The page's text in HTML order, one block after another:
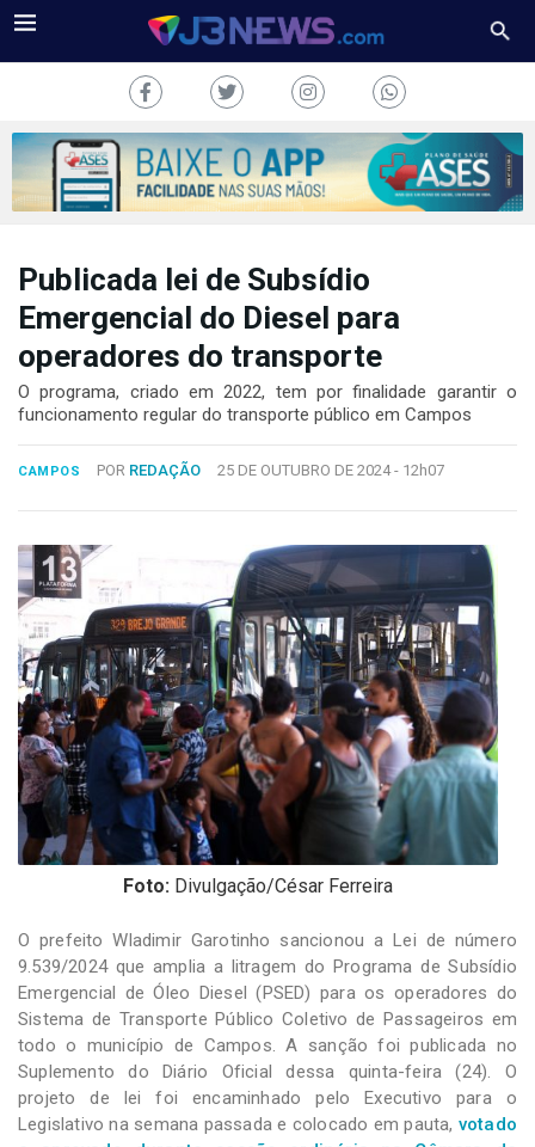
J3NEWS
COLUNAS
2024
Desenvolvido
por
Hesea
Tecnologia
Sistemas
Publicada lei de Subsídio
Emergencial do Diesel para
operadores do transporte
O programa, criado em 2022, tem por finalidade garantir o
funcionamento regular do transporte público em Campos
CAMPOS POR REDAÇÃO 25 DE OUTUBRO DE 2024 - 12h07
Foto: Divulgação/César Ferreira
O prefeito Wladimir Garotinho sancionou a Lei de número
9.539/2024 que amplia a litragem do Programa de Subsídio
Emergencial de Óleo Diesel (PSED) para os operadores do
Sistema de Transporte Público Coletivo de Passageiros em
todo o município de Campos. A sanção foi publicada no
Suplemento do Diário Oficial dessa quinta-feira (24). O
projeto de lei foi encaminhado pelo Executivo para o
Legislativo na semana passada e colocado em pauta, votado